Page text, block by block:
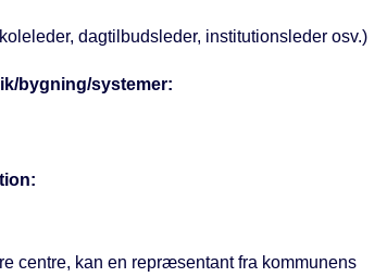
dagtilbudsleder, institutionsleder osv.)
bygning/systemer:
centre, kan en repræsentant fra kommunens